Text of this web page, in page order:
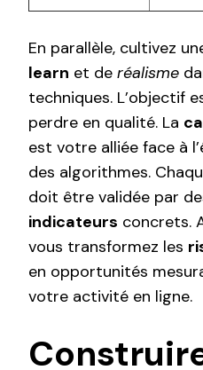
En parallèle, cultivez
learn et de réalisme
techniques. L’objectif
perdre en qualité. La
est votre alliée face à
des algorithmes.
doit être validée par
indicateurs concrets.
vous transformez les
en opportunités
votre activité en ligne.